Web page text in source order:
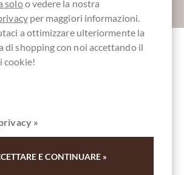
Honig Pralinen
besten Pralinen die wir seit langem
soloo vedere la nostra
per maggiori informazioni.
a ottimizzare ulteriormente la
di shopping con noi accettando il
cookie!
»
E CONTINUARE »